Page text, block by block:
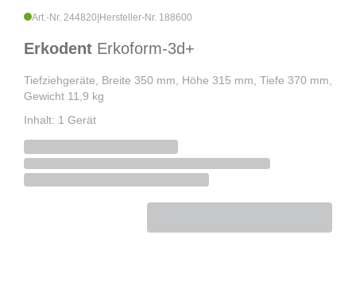
Art.-Nr. 244820 Hersteller-Nr. 188600
Erkodent Erkoform-3d+
Tiefziehgeräte, Breite 350 mm, Höhe 315 mm, Tiefe 370 mm,
Gewicht 11,9 kg
Inhalt: 1 Gerät